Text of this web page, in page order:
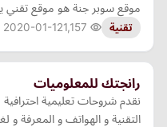
موقع سوبر جنة هو موقع تقني
تقنية 2020-01-12
رانجتك للمعلوميات
نقدم شروحات تعليمية
التقنية و الهواتف و المعرفة